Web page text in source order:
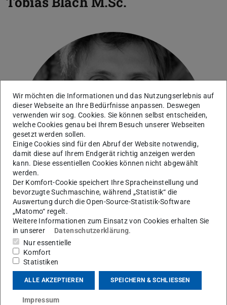
Kontakt
Wir möchten die Informationen und das Nutzungserlebnis auf
dieser Webseite an Ihre Bedürfnisse anpassen. Deswegen
verwenden wir sog. Cookies. Sie können selbst entscheiden,
welche Cookies genau bei Ihrem Besuch unserer Webseiten
gesetzt werden sollen.
Einige Cookies sind für den Abruf der Website notwendig,
damit diese auf Ihrem Endgerät richtig anzeigen werden
kann. Diese essentiellen Cookies können nicht abgewählt
werden.
Der Komfort-Cookie speichert Ihre Spracheinstellung und
bevorzugte Suchmaschine, während „Statistik“ die
Auswertung durch die Open-Source-Statistik-Software
„Matomo“ regelt.
Weitere Informationen zum Einsatz von Cookies erhalten Sie
in unserer
Datenschutzerklärung.
Nur essentielle
Komfort
Statistiken
ALLE AKZEPTIEREN SPEICHERN & SCHLIESSEN
Impressum